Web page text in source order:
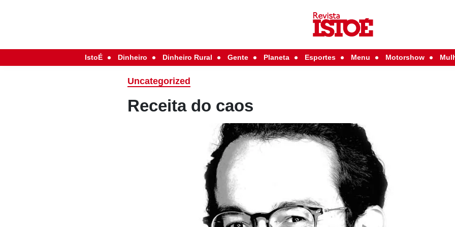
IstoÉ Dinheiro Dinheiro Rural Gente Planeta Esportes Menu Motorshow
Uncategorized
Receita do caos